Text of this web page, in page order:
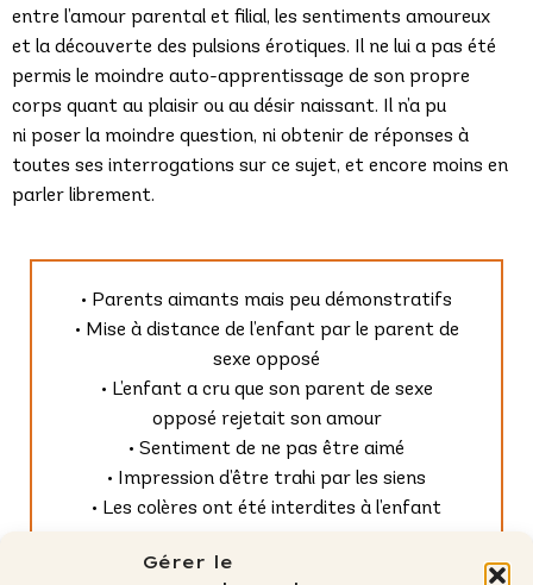
Gérer le
entre l’amour parental et filial, les sentiments amoureux
et la découverte des pulsions érotiques. Il ne lui a pas été
permis le moindre auto-apprentissage de son propre
corps quant au plaisir ou au désir naissant. Il n’a pu
ni poser la moindre question, ni obtenir de réponses à
toutes ses interrogations sur ce sujet, et encore moins en
parler librement.
• Parents aimants mais peu démonstratifs
• Mise à distance de l’enfant par le parent de
sexe opposé
• L’enfant a cru que son parent de sexe
opposé rejetait son amour
• Sentiment de ne pas être aimé
• Impression d’être trahi par les siens
• Les colères ont été interdites à l’enfant